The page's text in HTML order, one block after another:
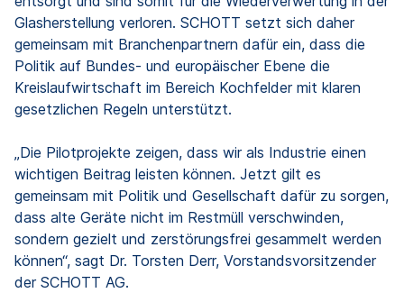
Glasherstellung verloren. SCHOTT setzt sich daher
gemeinsam mit Branchenpartnern dafür ein, dass die
Politik auf Bundes- und europäischer Ebene die
Kreislaufwirtschaft im Bereich Kochfelder mit klaren
gesetzlichen Regeln unterstützt.
„Die Pilotprojekte zeigen, dass wir als Industrie einen
wichtigen Beitrag leisten können. Jetzt gilt es
gemeinsam mit Politik und Gesellschaft dafür zu sorgen,
dass alte Geräte nicht im Restmüll verschwinden,
sondern gezielt und zerstörungsfrei gesammelt werden
können“, sagt Dr. Torsten Derr, Vorstandsvorsitzender
der SCHOTT AG.